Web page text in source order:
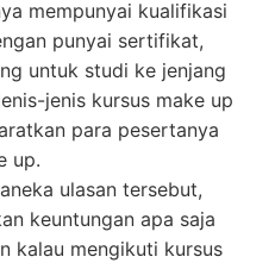
mempunyai kualifikasi
punyai sertifikat,
untuk studi ke jenjang
jenis kursus make up
para pesertanya
up.
ulasan tersebut,
keuntungan apa saja
kalau mengikuti kursus